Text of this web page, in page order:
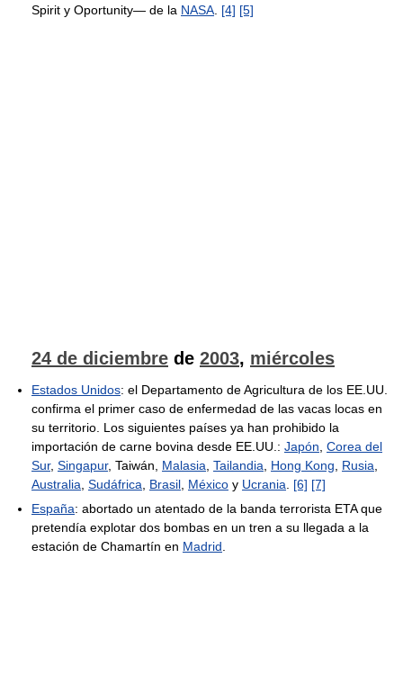
Spirit y Oportunity— de la NASA [4] [5]
24 de diciembre de 2003, miércoles
Estados Unidos: el Departamento de Agricultura de los EE.UU.
confirma el primer caso de enfermedad de las vacas locas en
su territorio. Los siguientes países ya han prohibido la
importación de carne bovina desde EE.UU.: Japón Corea del
Sur, Singapur, Taiwán, Malasia Tailandia Hong Kong Rusia
Australia Sudáfrica Brasil México y Ucrania [6] [7]
España: abortado un atentado de la banda terrorista ETA que
pretendía explotar dos bombas en un tren a su llegada a la
estación de Chamartín en Madrid